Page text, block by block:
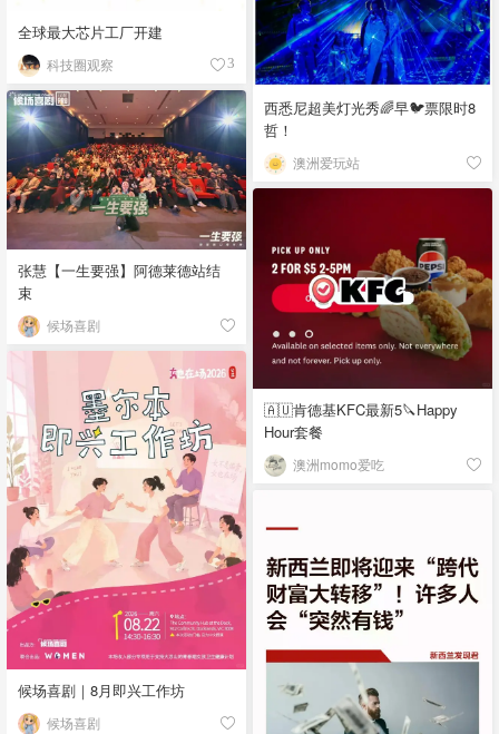
全球最大芯片工厂开建
科技圈观察 3
西悉尼超美灯光秀🌈早🐦票限时8
哲！
澳洲爱玩站
张慧【一生要强】阿德莱德站结
束
候场喜剧
🇦🇺肯德基KFC最新5🔪Happy
Hour套餐
澳洲momo爱吃
候场喜剧｜8月即兴工作坊
候场喜剧